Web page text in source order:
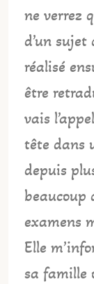
ne verrez
d’un sujet
réalisé
être
vais
tête dans
depuis
beaucoup
examens
Elle
sa famille